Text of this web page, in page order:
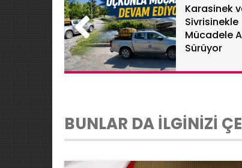
Karasinek
Sivrisinekle
Mücadele
Sürüyor
BUNLAR DA İLGİNİZİ